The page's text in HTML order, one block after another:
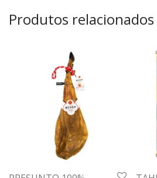
Produtos relacionados